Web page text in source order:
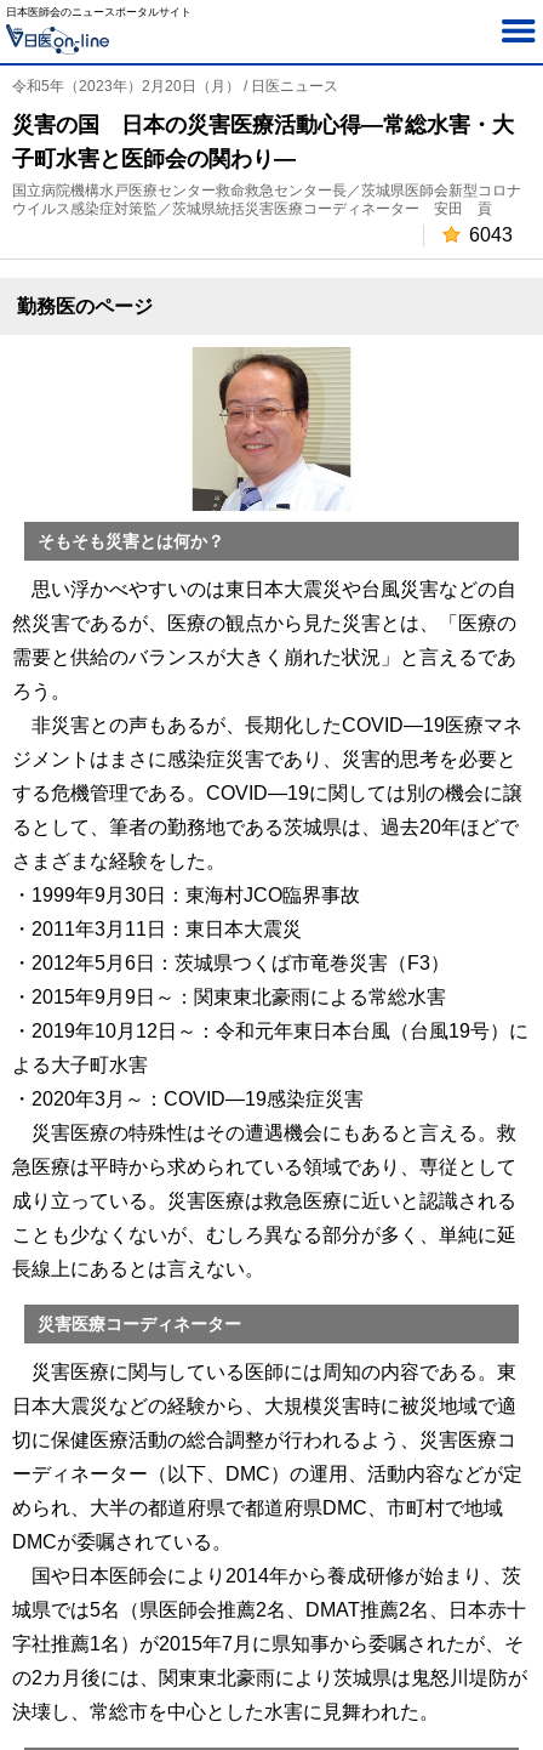
日本医師会のニュースポータルサイト
令和5年（2023年）2月20日（月） / 日医ニュース
災害の国 日本の災害医療活動心得―常総水害・大
子町水害と医師会の関わり―
国立病院機構水戸医療センター救命救急センター長／茨城県医師会新型コロナ
ウイルス感染症対策監／茨城県統括災害医療コーディネーター 安田 貢
6043
勤務医のページ
そもそも災害とは何か？
思い浮かべやすいのは東日本大震災や台風災害などの自
然災害であるが、医療の観点から見た災害とは、「医療の
需要と供給のバランスが大きく崩れた状況」と言えるであ
ろう。
非災害との声もあるが、長期化したCOVID―19医療マネ
ジメントはまさに感染症災害であり、災害的思考を必要と
する危機管理である。COVID―19に関しては別の機会に譲
るとして、筆者の勤務地である茨城県は、過去20年ほどで
さまざまな経験をした。
・1999年9月30日：東海村JCO臨界事故
・2011年3月11日：東日本大震災
・2012年5月6日：茨城県つくば市竜巻災害（F3）
・2015年9月9日～：関東東北豪雨による常総水害
・2019年10月12日～：令和元年東日本台風（台風19号）に
よる大子町水害
・2020年3月～：COVID―19感染症災害
災害医療の特殊性はその遭遇機会にもあると言える。救
急医療は平時から求められている領域であり、専従として
成り立っている。災害医療は救急医療に近いと認識される
ことも少なくないが、むしろ異なる部分が多く、単純に延
長線上にあるとは言えない。
災害医療コーディネーター
災害医療に関与している医師には周知の内容である。東
日本大震災などの経験から、大規模災害時に被災地域で適
切に保健医療活動の総合調整が行われるよう、災害医療コ
ーディネーター（以下、DMC）の運用、活動内容などが定
められ、大半の都道府県で都道府県DMC、市町村で地域
DMCが委嘱されている。
国や日本医師会により2014年から養成研修が始まり、茨
城県では5名（県医師会推薦2名、DMAT推薦2名、日本赤十
字社推薦1名）が2015年7月に県知事から委嘱されたが、そ
の2カ月後には、関東東北豪雨により茨城県は鬼怒川堤防が
決壊し、常総市を中心とした水害に見舞われた。